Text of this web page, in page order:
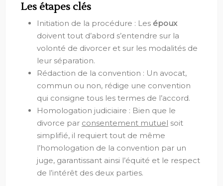
Les étapes clés
Initiation de la procédure : Les époux
doivent tout d’abord s’entendre sur la
volonté de divorcer et sur les modalités de
leur séparation.
Rédaction de la convention : Un avocat,
commun ou non, rédige une convention
qui consigne tous les termes de l’accord.
Homologation judiciaire : Bien que le
divorce par consentement mutuel soit
simplifié, il requiert tout de même
l’homologation de la convention par un
juge, garantissant ainsi l’équité et le respect
de l’intérêt des deux parties.